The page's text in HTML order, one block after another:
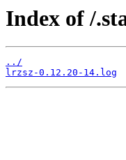
Index of /
../
lrzsz-0.12.20-14.log